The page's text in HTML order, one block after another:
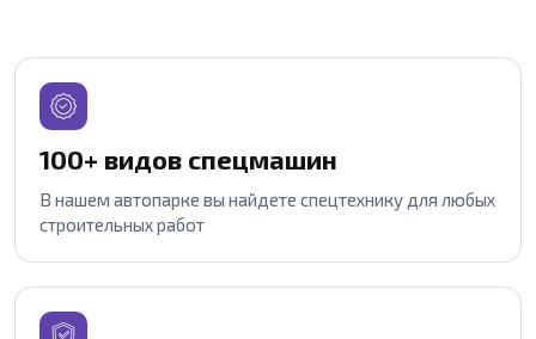
100+ видов спецмашин
В нашем автопарке вы найдете спецтехнику для любых
строительных работ